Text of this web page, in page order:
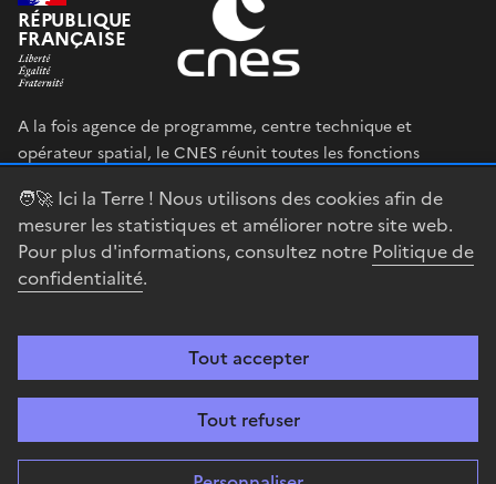
🧑‍🚀 Ici la Terre ! Nous utilisons des cookies afin de
mesurer les statistiques et améliorer notre site web.
Pour plus d'informations, consultez notre Politique de
confidentialité.
Tout accepter
Tout refuser
RÉPUBLIQUE
FRANÇAISE
A la fois agence de programme, centre technique et
opérateur spatial, le CNES réunit toutes les fonctions
en œuvre sa stratégie spatiale.
legifrance.gouv.fr
gouvernement.fr
Accessibilité : partiellement conforme Mentions légales
Gestion des cookies
guyanais